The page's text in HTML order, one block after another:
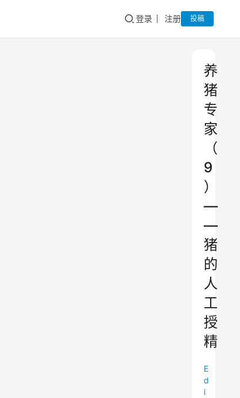
登录 注册 投稿
养
猪
专
家
（
9
）
—
—
猪
的
人
工
授
精
E
d
i